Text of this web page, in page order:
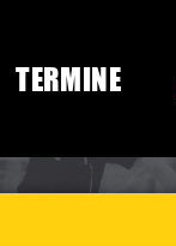
TERMINE